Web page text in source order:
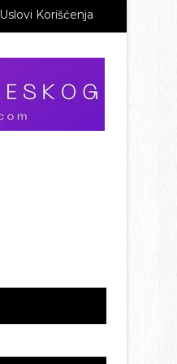
Uslovi Korišćenja